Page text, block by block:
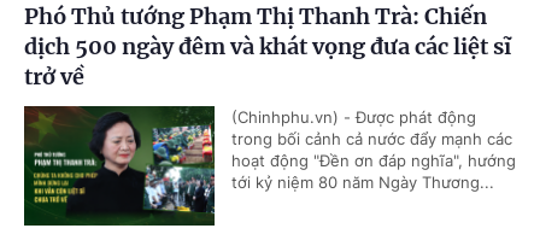
Phó Thủ tướng Phạm Thị Thanh Trà: Chiến
dịch 500 ngày đêm và khát vọng đưa các liệt sĩ
trở về
(Chinhphu.vn) - Được phát động
trong bối cảnh cả nước đẩy mạnh các
hoạt động "Đền ơn đáp nghĩa", hướng
tới kỷ niệm 80 năm Ngày Thương...